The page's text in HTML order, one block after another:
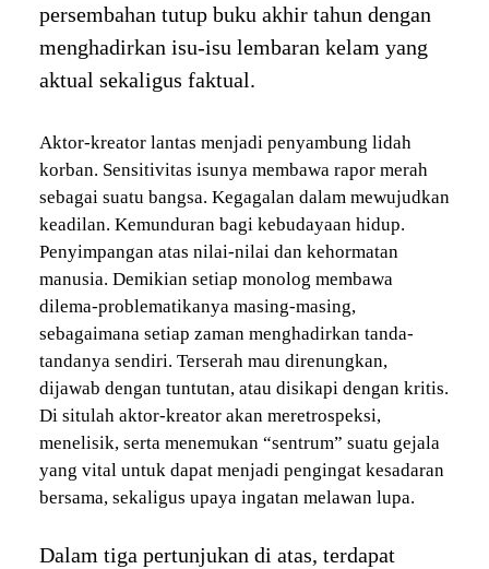
persembahan tutup buku akhir tahun dengan
menghadirkan isu-isu lembaran kelam yang
aktual sekaligus faktual.
Aktor-kreator lantas menjadi penyambung lidah
korban. Sensitivitas isunya membawa rapor merah
sebagai suatu bangsa. Kegagalan dalam mewujudkan
keadilan. Kemunduran bagi kebudayaan hidup.
Penyimpangan atas nilai-nilai dan kehormatan
manusia. Demikian setiap monolog membawa
dilema-problematikanya masing-masing,
sebagaimana setiap zaman menghadirkan tanda-
tandanya sendiri. Terserah mau direnungkan,
dijawab dengan tuntutan, atau disikapi dengan kritis.
Di situlah aktor-kreator akan meretrospeksi,
menelisik, serta menemukan “sentrum” suatu gejala
yang vital untuk dapat menjadi pengingat kesadaran
bersama, sekaligus upaya ingatan melawan lupa.
Dalam tiga pertunjukan di atas, terdapat